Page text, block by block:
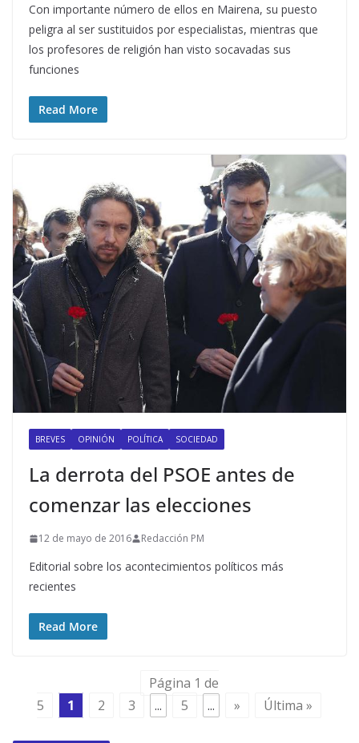
Con importante número de ellos en Mairena, su puesto
peligra al ser sustituidos por especialistas, mientras que
los profesores de religión han visto socavadas sus
funciones
Read More
BREVES OPINIÓN POLÍTICA SOCIEDAD
La derrota del PSOE antes de
comenzar las elecciones
12 de mayo de 2016 Redacción PM
Editorial sobre los acontecimientos políticos más
recientes
Read More
Página 1 de
5
1 2 3 ... 5 ... » Última »